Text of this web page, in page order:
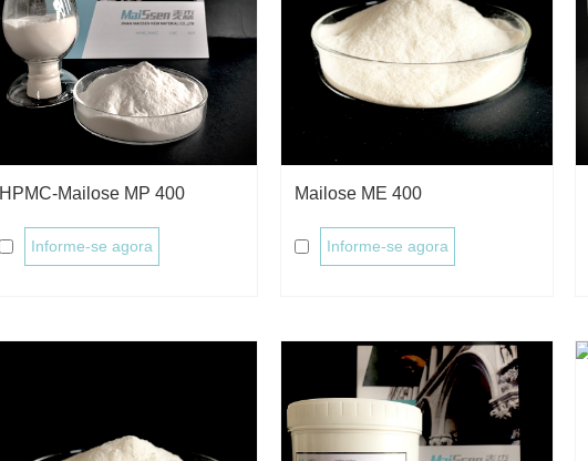
HPMC-Mailose MP 400
Informe-se agora
Mailose ME 400
Informe-se agora